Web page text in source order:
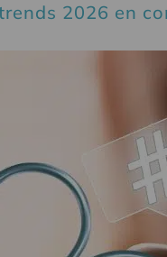
2026 en